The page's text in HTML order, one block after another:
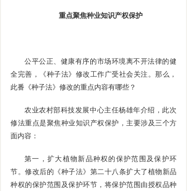
重点聚焦种业知识产权保护
公平公正、健康有序的市场环境离不开法律的健
全完善，《种子法》修改工作广受社会关注。那么，
此番《种子法》修改的重点内容有哪些？
农业农村部科技发展中心主任杨雄年介绍，此次
修法重点是聚焦种业知识产权保护，主要涉及三个方
面内容：
第一，扩大植物新品种权的保护范围及保护环
节。修改后的《种子法》第二十八条扩大了植物新品
种权的保护范围及保护环节，将保护范围由授权品种